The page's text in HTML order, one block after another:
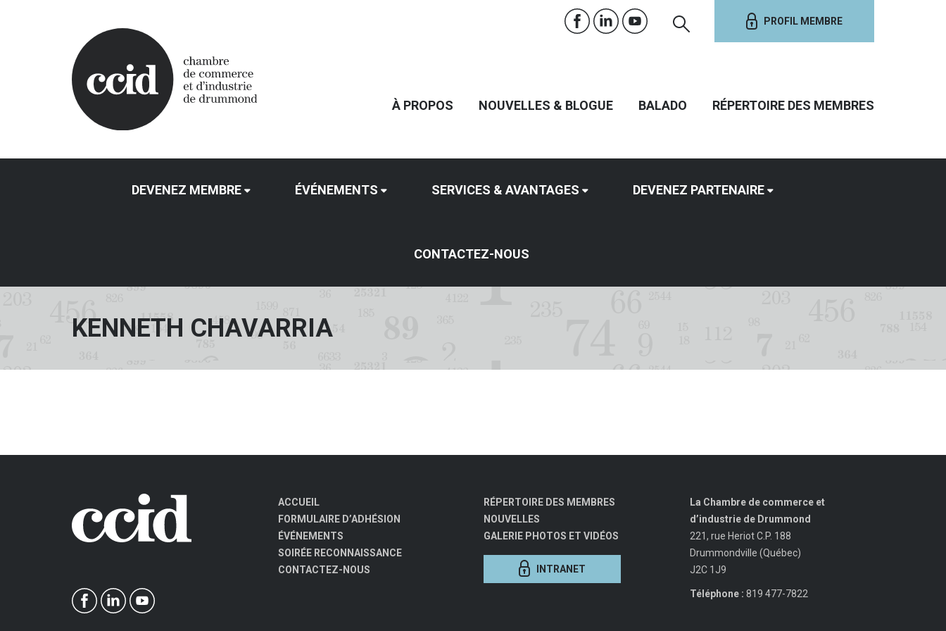
PROFIL MEMBRE
À PROPOS NOUVELLES & BLOGUE BALADO RÉPERTOIRE DES MEMBRES
DEVENEZ MEMBRE ÉVÉNEMENTS SERVICES & AVANTAGES DEVENEZ PARTENAIRE
CONTACTEZ-NOUS
KENNETH CHAVARRIA
ACCUEIL
FORMULAIRE D’ADHÉSION
ÉVÉNEMENTS
SOIRÉE RECONNAISSANCE
CONTACTEZ-NOUS
RÉPERTOIRE DES MEMBRES
NOUVELLES
GALERIE PHOTOS ET VIDÉOS
INTRANET
La Chambre de commerce et
d’industrie de Drummond
221, rue Heriot C.P. 188
Drummondville (Québec)
J2C 1J9
Téléphone : 819 477-7822